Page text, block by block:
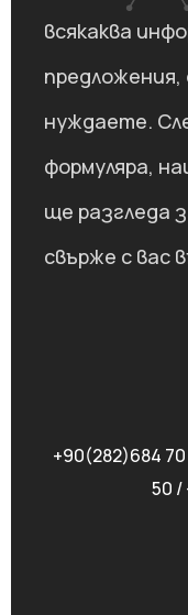
всякаква
нуждаете.
формуляра,
ще разгледа
свърже с вас
+90(282)684
50 /